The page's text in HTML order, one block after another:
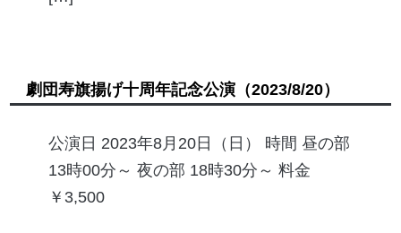
劇団寿旗揚げ十周年記念公演（2023/8/20）
公演日 2023年8月20日（日） 時間 昼の部
13時00分～ 夜の部 18時30分～ 料金
￥3,500